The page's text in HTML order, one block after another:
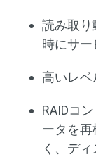
読み取り
時にサー
高いレベ
RAIDコ
ータを
く、デ